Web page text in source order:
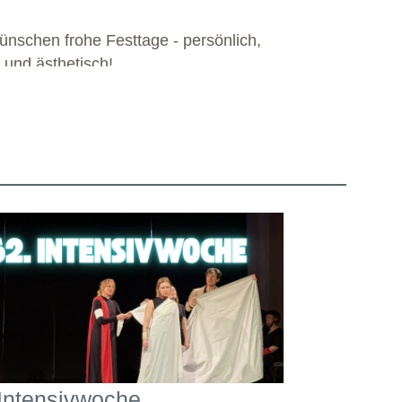
frohe Festtage - persönlich,
und ästhetisch!